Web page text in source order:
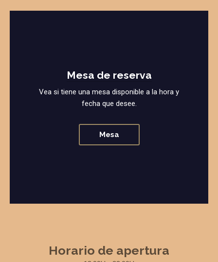
Mesa de reserva
Vea si tiene una mesa disponible a la hora y
fecha que desee.
Mesa
Horario de apertura